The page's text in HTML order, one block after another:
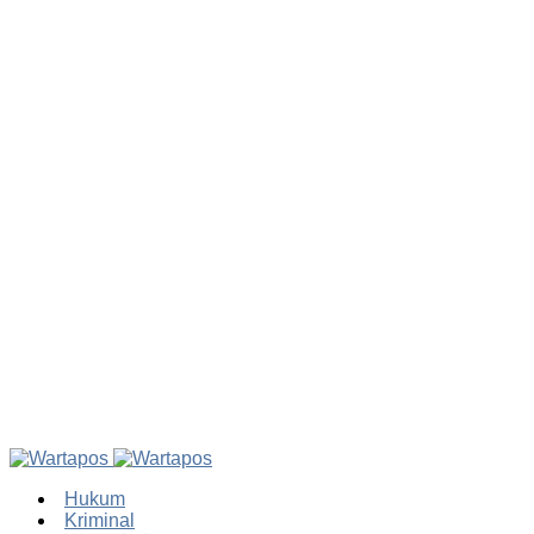
Hukum
Kriminal